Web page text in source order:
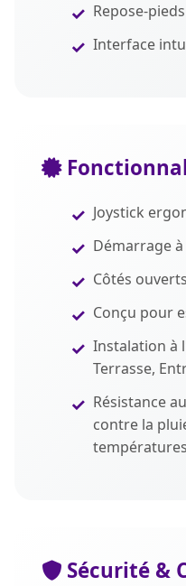
Repose-
Interface
Joystick
Démarrage
Côtés
Conçu pour
Instalation à
Terrasse,
Résistance
contre la
Sécurité &